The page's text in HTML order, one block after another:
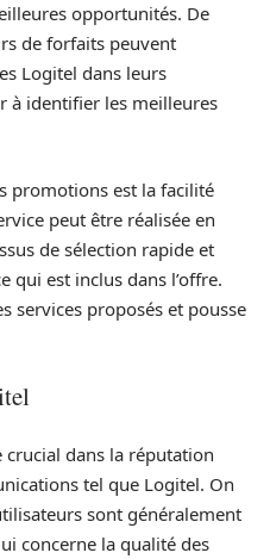
opportunités. De
de forfaits peuvent
Logitel dans leurs
à identifier les meilleures
promotions est la facilité
peut être réalisée en
de sélection rapide et
qui est inclus dans l’offre.
services proposés et pousse
dans la réputation
tel que Logitel. On
sont généralement
concerne la qualité des